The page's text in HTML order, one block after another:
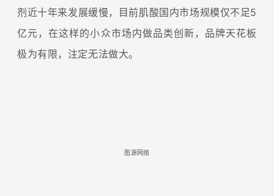
剂近十年来发展缓慢，目前肌酸国内市场规模仅不足5
亿元，在这样的小众市场内做品类创新，品牌天花板
极为有限，注定无法做大。
图源网络